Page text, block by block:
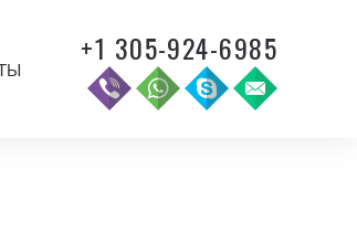
+1 305-924-6985